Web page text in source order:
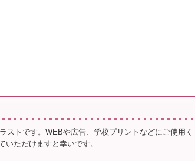
ストです。WEBや広告、学校プリントなどにご使用く
いただけますと幸いです。